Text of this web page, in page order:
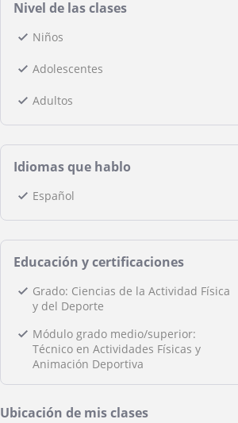
Nivel de las clases
Niños
Adolescentes
Adultos
Idiomas que hablo
Español
Educación y certificaciones
Grado: Ciencias de la Actividad Física
y del Deporte
Módulo grado medio/superior:
Técnico en Actividades Físicas y
Animación Deportiva
Ubicación de mis clases